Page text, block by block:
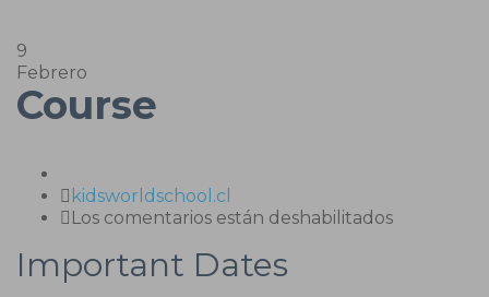
9
Febrero
Course
Author
kidsworldschool.cl
Los comentarios están deshabilitadosen
Important Dates